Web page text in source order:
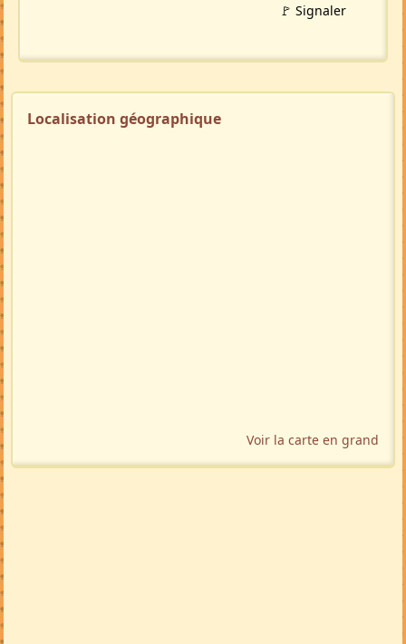
🚩 Signaler
Localisation géographique
Voir la carte en grand